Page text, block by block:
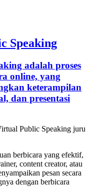
Speaking
adalah proses
online, yang
keterampilan
dan presentasi
berbicara yang efektif,
content creator, atau
pesan secara
dengan berbicara